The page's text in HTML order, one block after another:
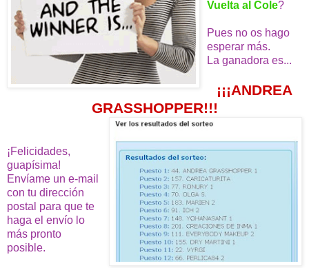
Vuelta al Cole?
Pues no os hago
esperar más.
La ganadora es...
¡¡¡ANDREA
GRASSHOPPER!!!
¡Felicidades,
guapísima!
Envíame un e-mail
con tu dirección
postal para que te
haga el envío lo
más pronto
posible.